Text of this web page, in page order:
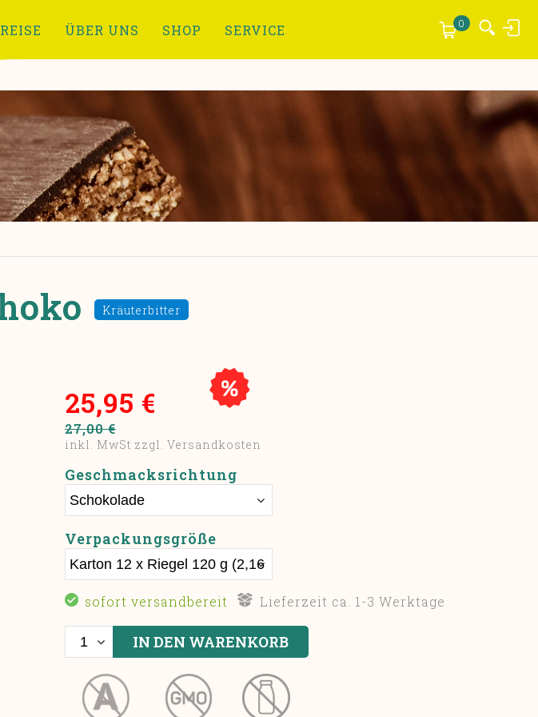
ÜBER UNS SHOP SERVICE 0
Anmelden
Kräuterbitter
25,95 €
27,00 €
inkl. MwSt zzgl. Versandkosten
Geschmacksrichtung
Verpackungsgröße
sofort versandbereit Lieferzeit ca. 1-3 Werktage